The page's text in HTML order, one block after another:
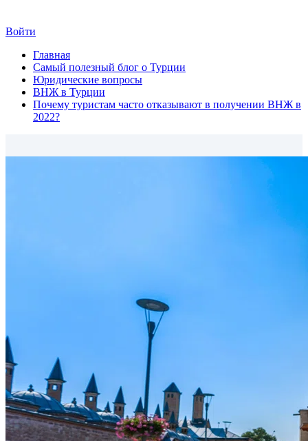
Войти
Главная
Самый полезный блог о Турции
Юридические вопросы
ВНЖ в Турции
Почему туристам часто отказывают в получении ВНЖ в
2022?